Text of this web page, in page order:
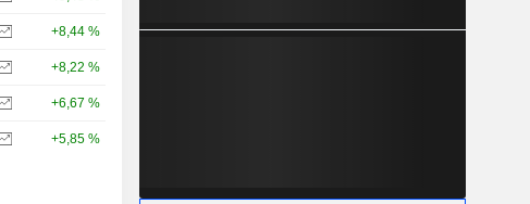
+8,44 %
+8,22 %
+6,67 %
+5,85 %